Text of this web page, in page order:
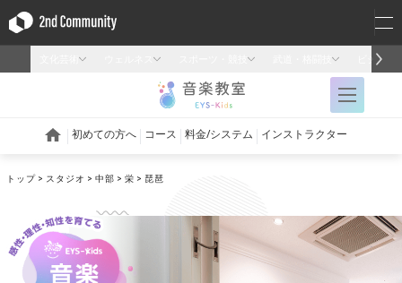
トップ スタジオ 中部 栄 琵琶